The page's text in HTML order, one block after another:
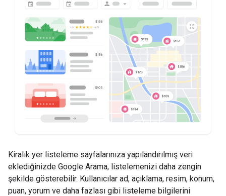
Kiralık yer listeleme sayfalarınıza yapılandırılmış veri
eklediğinizde Google Arama, listelemenizi daha zengin
şekilde gösterebilir. Kullanıcılar ad, açıklama, resim, konum,
puan, yorum ve daha fazlası gibi listeleme bilgilerini